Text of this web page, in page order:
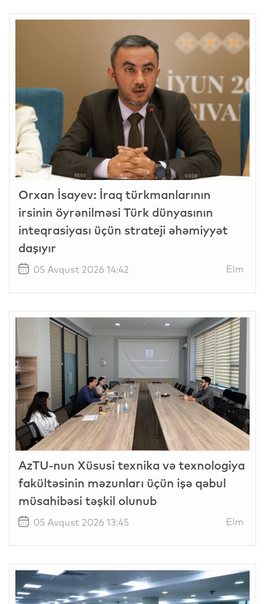
Orxan İsayev: İraq türkmanlarının
irsinin öyrənilməsi Türk dünyasının
inteqrasiyası üçün strateji əhəmiyyət
daşıyır
05 Avqust 2026 14:42 Elm
AzTU-nun Xüsusi texnika və texnologiya
fakültəsinin məzunları üçün işə qəbul
müsahibəsi təşkil olunub
05 Avqust 2026 13:45 Elm